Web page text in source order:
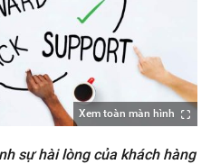
Xem toàn màn hình
sự hài lòng của khách hàng